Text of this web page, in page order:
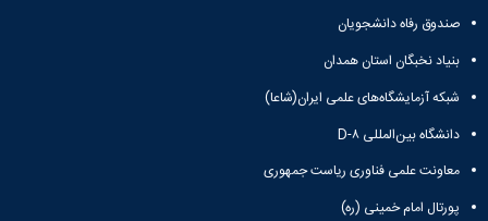
فرآیندها
آئین
نامه
های
پژوهشی
فرم
های
پژوهشی
صندوق رفاه دانشجویان
بنیاد نخبگان استان همدان
شبکه آزمایشگاه‌های علمی ایران(شاعا)
دانشگاه بین‌المللی D-۸
معاونت علمی فناوری ریاست جمهوری
پورتال امام خمینی (ره)